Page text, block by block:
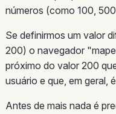
números (como 100,
Se definirmos um valor
200) o navegador
próximo do valor 200
usuário e que, em geral,
Antes de mais nada é